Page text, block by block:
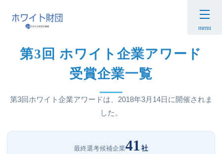
menu
HOME ホワイト企業アワード
第3回 ホワイト企業アワード
受賞企業一覧
第3回ホワイト企業アワードは、2018年3月14日に開催されま
した。
最終選考候補企業41社